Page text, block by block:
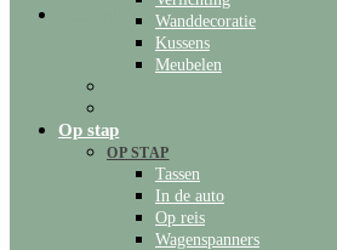
VerlanglijstjeWanddecoratie
Kussens
Meubelen
Op stap
OP STAP
Tassen
In de auto
Op reis
Wagenspanners